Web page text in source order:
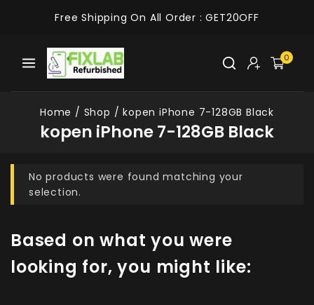
Free Shipping On All Order : GET20OFF
0
Home / Shop / kopen iPhone 7-128GB Black
kopen iPhone 7-128GB Black
No products were found matching your
selection.
Based on what you were
looking for, you might like: